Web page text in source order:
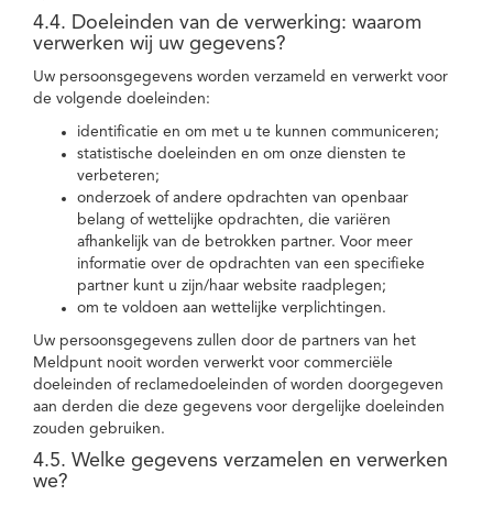
4.4. Doeleinden van de verwerking: waarom
verwerken wij uw gegevens?
Uw persoonsgegevens worden verzameld en verwerkt voor
de volgende doeleinden:
identificatie en om met u te kunnen communiceren;
statistische doeleinden en om onze diensten te
verbeteren;
onderzoek of andere opdrachten van openbaar
belang of wettelijke opdrachten, die variëren
afhankelijk van de betrokken partner. Voor meer
informatie over de opdrachten van een specifieke
partner kunt u zijn/haar website raadplegen;
om te voldoen aan wettelijke verplichtingen.
Uw persoonsgegevens zullen door de partners van het
Meldpunt nooit worden verwerkt voor commerciële
doeleinden of reclamedoeleinden of worden doorgegeven
aan derden die deze gegevens voor dergelijke doeleinden
zouden gebruiken.
4.5. Welke gegevens verzamelen en verwerken
we?